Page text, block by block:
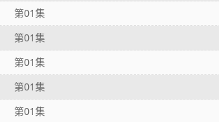
第01集
第01集
第01集
第01集
第01集